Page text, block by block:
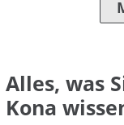
Alles, was
Kona